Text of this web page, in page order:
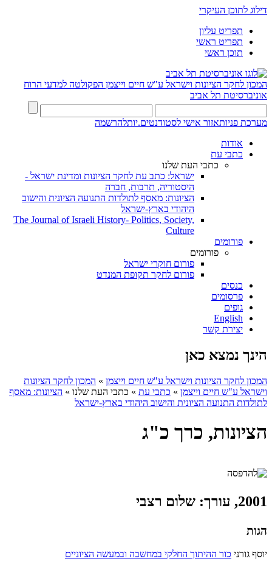
דילוג לתוכן העיקרי
תפריט עליון
תפריט ראשי
תוכן ראשי
המכון לחקר הציונות וישראל ע"ש חיים וייצמן הפקולטה למדעי הרוח
אוניברסיטת תל אביב
מערכת פניותאזור אישי לסטודנטים.יותלהרשמה
אודות
כתבי עת
כתבי העת שלנו
ישראל: כתב עת לחקר הציונות ומדינת ישראל -
היסטוריה, תרבות, חברה
הציונות: מאסף לתולדות התנועה הציונית והישוב
היהודי בארץ-ישראל
The Journal of Israeli History- Politics, Society,
Culture
פורומים
פורומים
פורום חוקרי ישראל
פורום לחקר תקופת המנדט
כנסים
פרסומים
גופים
English
יצירת קשר
הינך נמצא כאן
המכון לחקר הציונות וישראל ע"ש חיים וייצמן » המכון לחקר הציונות
וישראל ע"ש חיים וייצמן » כתבי עת » כתבי העת שלנו » הציונות: מאסף
לתולדות התנועה הציונית והישוב היהודי בארץ-ישראל
הציונות, כרך כ"ג
2001, עורך: שלום רצבי
הגות
יוסף גורני כור ההיתוך החלקי במחשבה ובמעשה הציוניים